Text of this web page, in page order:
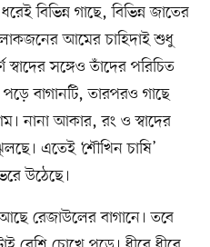
বিভিন্ন গাছে, বিভিন্ন জাতের
আমের চাহিদাই শুধু
সঙ্গেও তাঁদের পরিচিত
বাগানটি, তারপরও গাছে
নানা আকার, রং ও স্বাদের
এতেই ‘শৌখিন চাষি’
উঠেছে।
রেজাউলের বাগানে। তবে